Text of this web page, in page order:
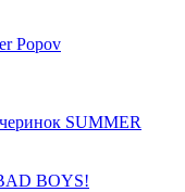
Popov
SUMMER
BOYS!